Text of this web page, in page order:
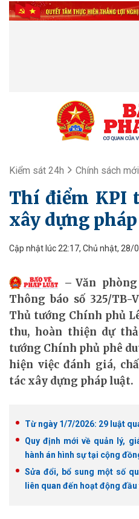
Kiểm sát 24h Chính sách mới
Thí điểm KPI
xây dựng
Cập nhật lúc 22:17, Chủ nhật, 28/
Văn
Thông báo số 325/TB-
Thủ tướng Chính phủ
thu, hoàn thiện dự
tướng Chính phủ phê
hiện việc đánh giá,
tác xây dựng pháp luật.
Từ ngày 1/7/2026: 29 luật
Quy định mới về quản lý,
hành án hình sự tại cộng
Sửa đổi, bổ sung một số
liên quan đến hoạt động